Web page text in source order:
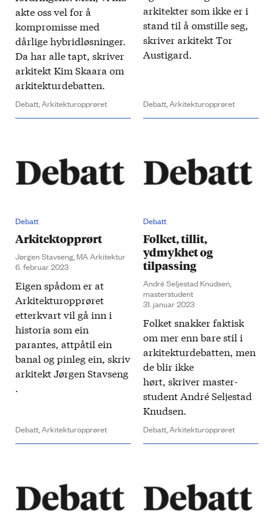
akte oss vel for å
kompro­misse med
dårlige hybrid­løsninger.
Da har alle tapt, skriver
arkitekt Kim Skaara om
arkitektur­debatten.​
Debatt,Arkitekturopprøret
arkitekter som ikke er i
stand til å om­stille seg,
skriver arkitekt Tor
Austi­gard.
Debatt,Arkitekturopprøret
Debatt
Arkitektopprørt
Jørgen Stavseng, MA Arkitektur
6. februar 2023
​Eigen spå­dom er at
Arkitektur­opprøret
etter­kvart vil gå inn i
historia som ein
parantes, att­på­til ein
banal og pinleg ein, skriv
arkitekt Jørgen Stavseng​​
.
Debatt,Arkitekturopprøret
Debatt
Folket, tillit,
ydmykhet og
tilpassing
André Seljestad Knudsen​,
masterstudent
31. januar 2023
Folket snakker faktisk
om mer enn bare stil i
arkitektur­debatten, men
de blir ikke
hørt, skriver master­
student André Seljestad
Knudsen​​.​
Debatt,Arkitekturopprøret